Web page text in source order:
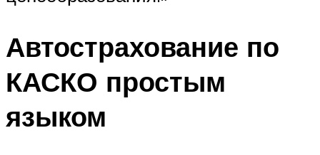
Автострахование по
КАСКО простым
языком